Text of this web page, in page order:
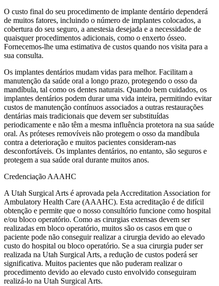
O custo final do seu procedimento de implante dentário dependerá
de muitos fatores, incluindo o número de implantes colocados, a
cobertura do seu seguro, a anestesia desejada e a necessidade de
quaisquer procedimentos adicionais, como o enxerto ósseo.
Fornecemos-lhe uma estimativa de custos quando nos visita para a
sua consulta.
Os implantes dentários mudam vidas para melhor. Facilitam a
manutenção da saúde oral a longo prazo, protegendo o osso da
mandíbula, tal como os dentes naturais. Quando bem cuidados, os
implantes dentários podem durar uma vida inteira, permitindo evitar
custos de manutenção contínuos associados a outras restaurações
dentárias mais tradicionais que devem ser substituídas
periodicamente e não têm a mesma influência protetora na sua saúde
oral. As próteses removíveis não protegem o osso da mandíbula
contra a deterioração e muitos pacientes consideram-nas
desconfortáveis. Os implantes dentários, no entanto, são seguros e
protegem a sua saúde oral durante muitos anos.
Credenciação AAAHC
A Utah Surgical Arts é aprovada pela Accreditation Association for
Ambulatory Health Care (AAAHC). Esta acreditação é de difícil
obtenção e permite que o nosso consultório funcione como hospital
e/ou bloco operatório. Como as cirurgias extensas devem ser
realizadas em bloco operatório, muitos são os casos em que o
paciente pode não conseguir realizar a cirurgia devido ao elevado
custo do hospital ou bloco operatório. Se a sua cirurgia puder ser
realizada na Utah Surgical Arts, a redução de custos poderá ser
significativa. Muitos pacientes que não puderam realizar o
procedimento devido ao elevado custo envolvido conseguiram
realizá-lo na Utah Surgical Arts.